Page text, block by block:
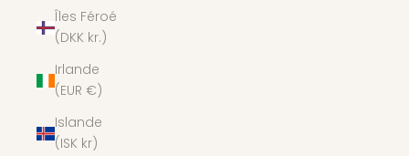
Îles Féroé
(DKK kr.)
Irlande
(EUR €)
Islande
(ISK kr)